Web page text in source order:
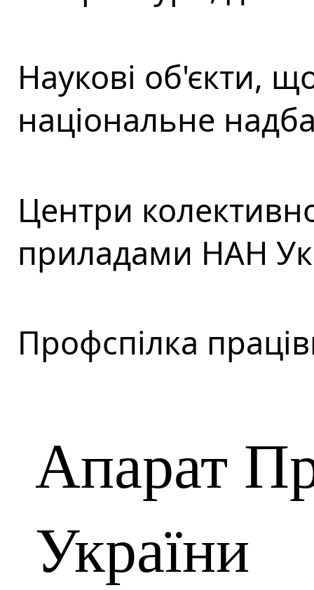
Наукові об'єкти​,
національне
Центри
приладами НАН
Профспілка
Апарат
України